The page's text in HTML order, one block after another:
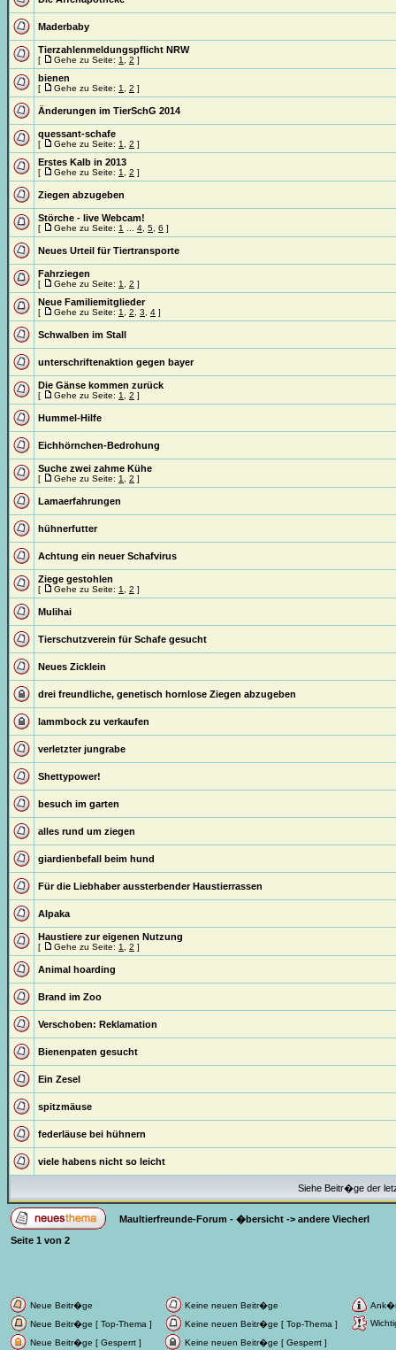
Maderbaby
Tierzahlenmeldungspflicht NRW
[ Gehe zu Seite: 1 2 ]
bienen
[ Gehe zu Seite: 1 2 ]
Änderungen im TierSchG 2014
quessant-schafe
[ Gehe zu Seite: 1 2 ]
Erstes Kalb in 2013
[ Gehe zu Seite: 1 2 ]
Ziegen abzugeben
Störche - live Webcam!
[ Gehe zu Seite: 1 4 5 6 ]
Neues Urteil für Tiertransporte
Fahrziegen
[ Gehe zu Seite: 1 2 ]
Neue Familiemitglieder
[ Gehe zu Seite: 1 2 3 4 ]
Schwalben im Stall
unterschriftenaktion gegen bayer
Die Gänse kommen zurück
[ Gehe zu Seite: 1 2 ]
Hummel-Hilfe
Eichhörnchen-Bedrohung
Suche zwei zahme Kühe
[ Gehe zu Seite: 1 2 ]
Lamaerfahrungen
hühnerfutter
Achtung ein neuer Schafvirus
Ziege gestohlen
[ Gehe zu Seite: 1 2 ]
Mulihai
Tierschutzverein für Schafe gesucht
Neues Zicklein
drei freundliche, genetisch hornlose Ziegen abzugeben
lammbock zu verkaufen
verletzter jungrabe
Shettypower!
besuch im garten
alles rund um ziegen
giardienbefall beim hund
Für die Liebhaber aussterbender Haustierrassen
Alpaka
Haustiere zur eigenen Nutzung
[ Gehe zu Seite: 1 2 ]
Animal hoarding
Brand im Zoo
Verschoben: Reklamation
Bienenpaten gesucht
Ein Zesel
spitzmäuse
federläuse bei hühnern
viele habens nicht so leicht
Siehe Beitr�ge der
Maultierfreunde-Forum - �bersicht -> andere Viecherl
Seite 1 von 2
Neue Beitr�ge Keine neuen Beitr�ge
Neue Beitr�ge [ Top-Thema ]
Keine neuen Beitr�ge [ Top-Thema ]
Neue Beitr�ge [ Gesperrt ]
Keine neuen Beitr�ge [ Gesperrt ]